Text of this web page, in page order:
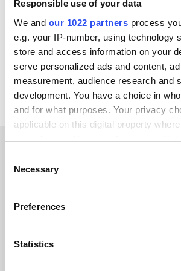
Responsible use of your data
We and our 1022 partners process
e.g. your IP-number, using technology
store and access information on your
serve personalized ads and content,
measurement, audience research and
development. You have a choice in
and for what purposes. Your privacy
applicable on this digital property
your choices. You can change or
the Privacy trigger icon.
Collect information about your
Identify your device by actively
Selection
Necessary
Preferences
Statistics
Jetshop
OpenAI Klarna Adyen
Voir toutes les intégrations Unit4